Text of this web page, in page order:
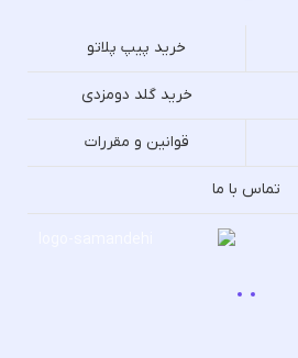
خرید پیپ پلاتو
خرید گلد دومزدی
قوانین و مقررات
تماس با ما